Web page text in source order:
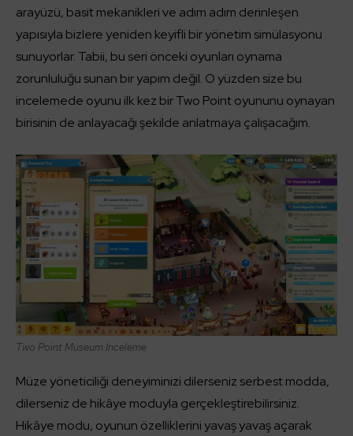
arayüzü, basit mekanikleri ve adım adım derinleşen
yapısıyla bizlere yeniden keyifli bir yönetim simülasyonu
sunuyorlar. Tabii, bu seri önceki oyunları oynama
zorunluluğu sunan bir yapım değil. O yüzden size bu
incelemede oyunu ilk kez bir Two Point oyununu oynayan
birisinin de anlayacağı şekilde anlatmaya çalışacağım.
Two Point Museum İnceleme
Müze yöneticiliği deneyiminizi dilerseniz serbest modda,
dilerseniz de hikâye moduyla gerçekleştirebilirsiniz.
Hikâye modu, oyunun özelliklerini yavaş yavaş açarak